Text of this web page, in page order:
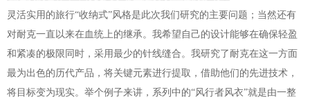
灵活实用的旅行“收纳式”风格是此次我们研究的主要问题；当然还有
对耐克一直以来在血统上的继承。我希望自己的设计能够在确保轻盈
和紧凑的极限同时，采用最少的针线缝合。我研究了耐克在这一方面
最为出色的历代产品，将关键元素进行提取，借助他们的先进技术，
将目标变为现实。举个例子来讲，系列中的“风行者风衣”就是由一整